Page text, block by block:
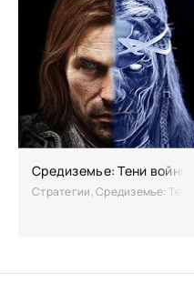
Средиземье: Тени войны
Стратегии, Средиземье: